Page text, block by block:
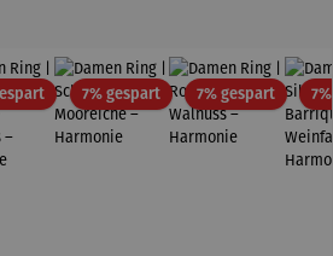
Rabatt7% gespartRabatt7% gespartRabatt